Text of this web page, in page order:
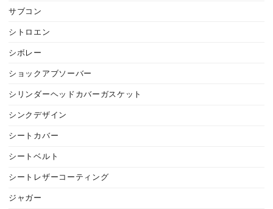
サブコン
シトロエン
シボレー
ショックアブソーバー
シリンダーヘッドカバーガスケット
シンクデザイン
シートカバー
シートベルト
シートレザーコーティング
ジャガー